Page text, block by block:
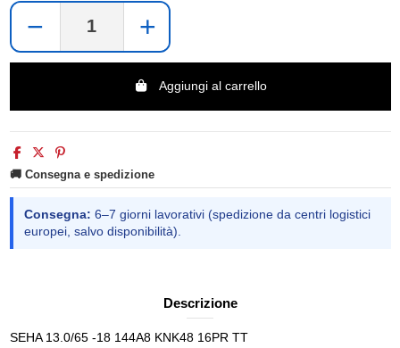
− +
Aggiungi al carrello
🚚 Consegna e spedizione
Consegna: 6–7 giorni lavorativi (spedizione da centri logistici
europei, salvo disponibilità).
Descrizione
SEHA 13.0/65 -18 144A8 KNK48 16PR TT